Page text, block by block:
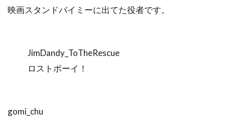
映画スタンドバイミーに出てた役者です。
JimDandy_ToTheRescue
ロストボーイ！
gomi_chu